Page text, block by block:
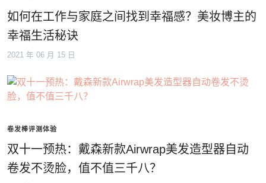
如何在工作与家庭之间找到幸福感？美妆博主的
幸福生活秘诀
2021 年 06 月 15 日
卷发棒评测体验
双十一预热：戴森新款Airwrap美发造型器自动
卷发不烫脸，值不值三千八？